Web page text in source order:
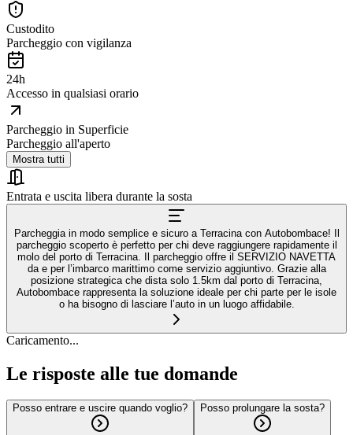
Custodito
Parcheggio con vigilanza
24h
Accesso in qualsiasi orario
Parcheggio in Superficie
Parcheggio all'aperto
Mostra tutti
Entrata e uscita libera durante la sosta
Parcheggia in modo semplice e sicuro a Terracina con Autobombace! Il
parcheggio scoperto è perfetto per chi deve raggiungere rapidamente il
molo del porto di Terracina. Il parcheggio offre il SERVIZIO NAVETTA
da e per l’imbarco marittimo come servizio aggiuntivo. Grazie alla
posizione strategica che dista solo 1.5km dal porto di Terracina,
Autobombace rappresenta la soluzione ideale per chi parte per le isole
o ha bisogno di lasciare l’auto in un luogo affidabile.
Caricamento...
Le risposte alle tue domande
Posso entrare e uscire quando voglio? Posso prolungare la sosta?